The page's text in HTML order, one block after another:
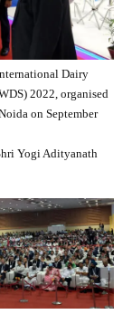
Dairy
2022, organised
on September
Yogi Adityanath